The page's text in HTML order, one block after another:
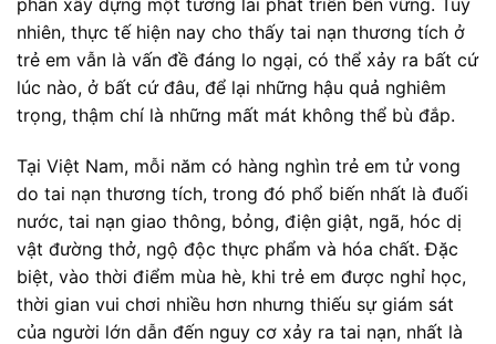
nhiên, thực tế hiện nay cho thấy tai nạn thương tích ở
trẻ em vẫn là vấn đề đáng lo ngại, có thể xảy ra bất cứ
lúc nào, ở bất cứ đâu, để lại những hậu quả nghiêm
trọng, thậm chí là những mất mát không thể bù đắp.
Tại Việt Nam, mỗi năm có hàng nghìn trẻ em tử vong
do tai nạn thương tích, trong đó phổ biến nhất là đuối
nước, tai nạn giao thông, bỏng, điện giật, ngã, hóc dị
vật đường thở, ngộ độc thực phẩm và hóa chất. Đặc
biệt, vào thời điểm mùa hè, khi trẻ em được nghỉ học,
thời gian vui chơi nhiều hơn nhưng thiếu sự giám sát
của người lớn dẫn đến nguy cơ xảy ra tai nạn, nhất là